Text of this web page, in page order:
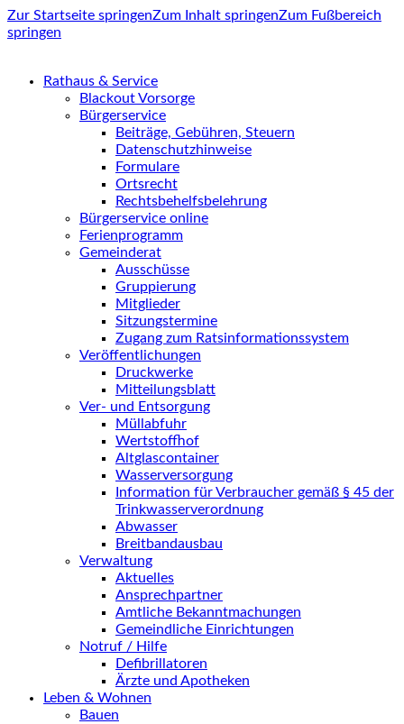
Zur Startseite springenZum Inhalt springenZum Fußbereich
springen
Rathaus & Service
Blackout Vorsorge
Bürgerservice
Beiträge, Gebühren, Steuern
Datenschutzhinweise
Formulare
Ortsrecht
Rechtsbehelfsbelehrung
Bürgerservice online
Ferienprogramm
Gemeinderat
Ausschüsse
Gruppierung
Mitglieder
Sitzungstermine
Zugang zum Ratsinformationssystem
Veröffentlichungen
Druckwerke
Mitteilungsblatt
Ver- und Entsorgung
Müllabfuhr
Wertstoffhof
Altglascontainer
Wasserversorgung
Information für Verbraucher gemäß § 45 der
Trinkwasserverordnung
Abwasser
Breitbandausbau
Verwaltung
Aktuelles
Ansprechpartner
Amtliche Bekanntmachungen
Gemeindliche Einrichtungen
Notruf / Hilfe
Defibrillatoren
Ärzte und Apotheken
Leben & Wohnen
Bauen